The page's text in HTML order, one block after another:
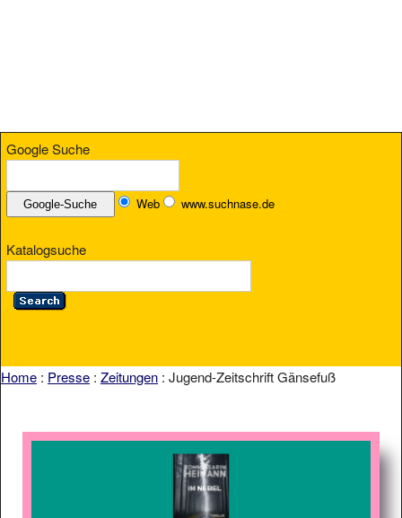
Google Suche
Web www.suchnase.de
Katalogsuche
Home : Presse : Zeitungen : Jugend-Zeitschrift Gänsefuß